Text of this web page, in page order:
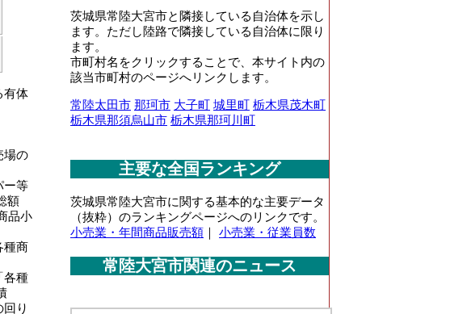
有体
場の
ー等
額
品小
種商
各種
回り
茨城県常陸大宮市と隣接している自治体を示し
ます。ただし陸路で隣接している自治体に限り
ます。
市町村名をクリックすることで、本サイト内の
該当市町村のページへリンクします。
常陸太田市 那珂市 大子町 城里町 栃木県茂木町
栃木県那須烏山市 栃木県那珂川町
主要な全国ランキング
茨城県常陸大宮市に関する基本的な主要データ
（抜粋）のランキングページへのリンクです。
小売業・年間商品販売額
小売業・従業員数
常陸大宮市関連のニュース